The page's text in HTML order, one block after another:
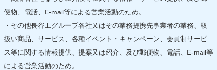
便物、電話、E-mail等による営業活動のため。
・その他長谷工グループ各社又はその業務提携先事業者の業務、取
扱い商品、サービス、各種イベント・キャンペーン、会員制サービ
ス等に関する情報提供、提案又は紹介、及び郵便物、電話、E-mail等
による営業活動のため。